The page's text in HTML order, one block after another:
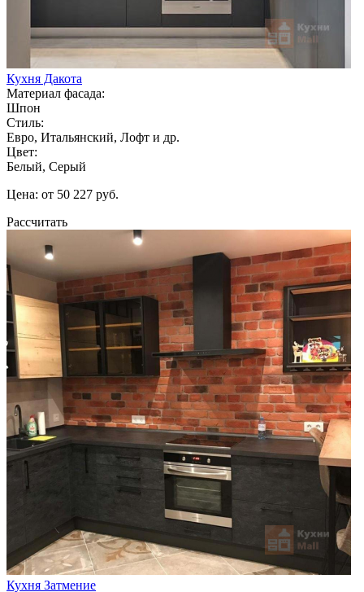
Кухня Дакота
Материал фасада:
Шпон
Стиль:
Евро, Итальянский, Лофт и др.
Цвет:
Белый, Серый
Цена: от 50 227 руб.
Рассчитать
Кухня Затмение